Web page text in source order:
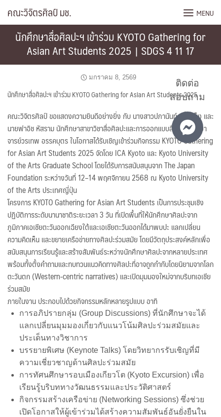
content
คณะวิจิตรศิลป์ มช. MENU
นักศึกษาสื่อศิลปะฯ เข้าร่วม KYOTO Gathering for
Asian Art Students 2025 | SDGS 4 11 17
มกราคม 8, 2569
นักศึกษาสื่อศิลปะฯ เข้าร่วม KYOTO Gathering for Asian Art Students 2025
คณะวิจิตรศิลป์ ขอแสดงความยินดีอย่างยิ่ง กับ นางสาวปภานันท์ เพิ่มเพ็ง และ
นายฟาอิช หัสราม นักศึกษาสาขาวิชาสื่อศิลปะและการออกแบบสื่อ รวมถึง อา
จารย์วรเทพ อรรคบุตร ในโอกาสได้รับเชิญเข้าร่วมกิจกรรม KYOTO Gathering
for Asian Art Students 2025 จัดโดย ICA Kyoto และ Kyoto University
of the Arts Graduate School โดยได้รับการสนับสนุนจาก The Japan
Foundation ระหว่างวันที่ 12–14 พฤศจิกายน 2568 ณ Kyoto University
of the Arts ประเทศญี่ปุ่น
โครงการ KYOTO Gathering for Asian Art Students เป็นการประชุมเชิง
ปฏิบัติการระดับนานาชาติระยะเวลา 3 วัน ที่เปิดพื้นที่ให้นักศึกษาศิลปะจาก
ภูมิภาคเอเชียตะวันออกเฉียงใต้และเอเชียตะวันออกได้มาพบปะ แลกเปลี่ยน
ความคิดเห็น และขยายเครือข่ายทางศิลปะร่วมสมัย โดยมีวัตถุประสงค์หลักเพื่อ
สนับสนุนการเรียนรู้และสร้างสัมพันธ์ระหว่างนักศึกษาศิลปะจากหลายประเทศ
พร้อมทั้งตั้งคำถามและทบทวนแนวคิดทางศิลปะที่อาจถูกกำกับโดยนิยามจากโลก
ตะวันตก (Western-centric narratives) และเปิดมุมมองใหม่จากบริบทเอเชีย
ร่วมสมัย
ภายในงาน ประกอบไปด้วยกิจกรรมหลักหลายรูปแบบ อาทิ
การอภิปรายกลุ่ม (Group Discussions) ที่นักศึกษาจะได้
แลกเปลี่ยนมุมมองเกี่ยวกับแนวโน้มศิลปะร่วมสมัยและ
ประเด็นทางวิชาการ
บรรยายพิเศษ (Keynote Talks) โดยวิทยากรรับเชิญที่มี
ความเชี่ยวชาญด้านศิลปะร่วมสมัย
การทัศนศึกษารอบเมืองเกียวโต (Kyoto Excursion) เพื่อ
เรียนรู้บริบททางวัฒนธรรมและประวัติศาสตร์
กิจกรรมสร้างเครือข่าย (Networking Sessions) ซึ่งช่วย
เปิดโอกาสให้ผู้เข้าร่วมได้สร้างความสัมพันธ์อันยั่งยืนใน
ติดต่อ
สอบถาม